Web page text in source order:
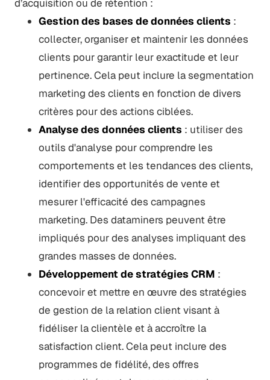
d’acquisition ou de rétention :
Gestion des bases de données clients :
collecter, organiser et maintenir les données
clients pour garantir leur exactitude et leur
pertinence. Cela peut inclure la segmentation
marketing des clients en fonction de divers
critères pour des actions ciblées.
Analyse des données clients : utiliser des
outils d'analyse pour comprendre les
comportements et les tendances des clients,
identifier des opportunités de vente et
mesurer l'efficacité des campagnes
marketing. Des dataminers peuvent être
impliqués pour des analyses impliquant des
grandes masses de données.
Développement de stratégies CRM :
concevoir et mettre en œuvre des stratégies
de gestion de la relation client visant à
fidéliser la clientèle et à accroître la
satisfaction client. Cela peut inclure des
programmes de fidélité, des offres